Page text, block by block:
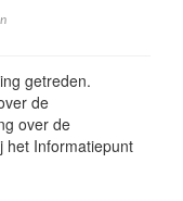
getreden.
de
over de
het Informatiepunt